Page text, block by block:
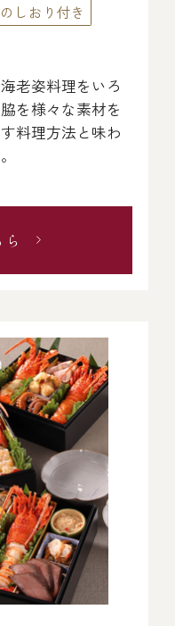
しおり付き
老姿料理をいろ
を様々な素材を
料理方法と味わ